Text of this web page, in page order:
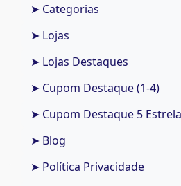
➤ Categorias
➤ Lojas
➤ Lojas Destaques
➤ Cupom Destaque (1-4)
➤ Cupom Destaque 5
➤ Blog
➤ Política Privacidade